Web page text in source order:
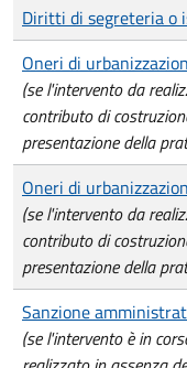
Diritti di segreteria o
Oneri di
(se l'intervento da
contributo di
presentazione della
Oneri di
(se l'intervento da
contributo di
presentazione della
Sanzione
(se l'intervento è in